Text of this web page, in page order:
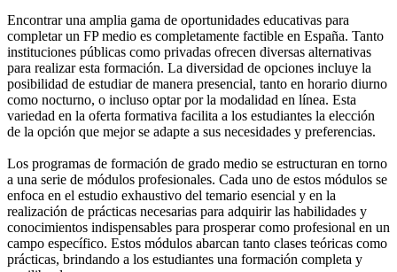
Encontrar una amplia gama de oportunidades educativas para
completar un FP medio es completamente factible en España. Tanto
instituciones públicas como privadas ofrecen diversas alternativas
para realizar esta formación. La diversidad de opciones incluye la
posibilidad de estudiar de manera presencial, tanto en horario diurno
como nocturno, o incluso optar por la modalidad en línea. Esta
variedad en la oferta formativa facilita a los estudiantes la elección
de la opción que mejor se adapte a sus necesidades y preferencias.
Los programas de formación de grado medio se estructuran en torno
a una serie de módulos profesionales. Cada uno de estos módulos se
enfoca en el estudio exhaustivo del temario esencial y en la
realización de prácticas necesarias para adquirir las habilidades y
conocimientos indispensables para prosperar como profesional en un
campo específico. Estos módulos abarcan tanto clases teóricas como
prácticas, brindando a los estudiantes una formación completa y